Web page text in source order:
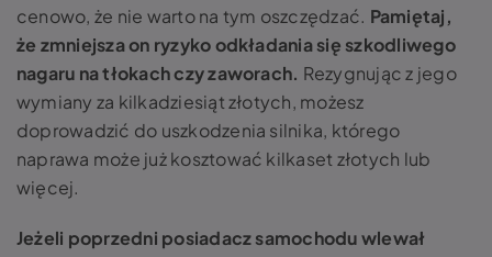
cenowo, że nie warto na tym oszczędzać. Pamiętaj,
że zmniejsza on ryzyko odkładania się szkodliwego
nagaru na tłokach czy zaworach. Rezygnując z jego
wymiany za kilkadziesiąt złotych, możesz
doprowadzić do uszkodzenia silnika, którego
naprawa może już kosztować kilkaset złotych lub
więcej.
Jeżeli poprzedni posiadacz samochodu wlewał